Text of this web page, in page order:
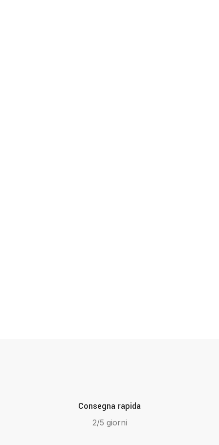
Consegna rapida
2/5 giorni